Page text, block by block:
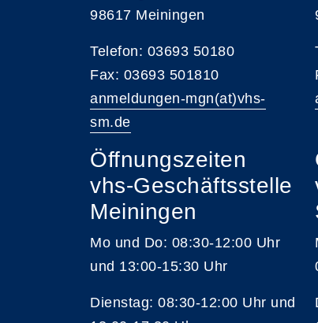
98617 Meiningen
Telefon: 03693 50180
Fax: 03693 501810
anmeldungen-mgn(at)vhs-
sm.de
Öffnungszeiten
vhs-Geschäftsstelle
Meiningen
Mo und Do: 08:30-12:00 Uhr
und 13:00-15:30 Uhr
Dienstag: 08:30-12:00 Uhr und